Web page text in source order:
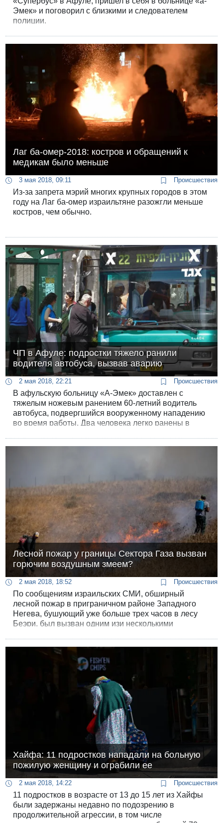
Эмек» и поговорил с близкими и следователем
полиции.
Лаг ба-омер-2018: костров и обращений к
медикам было меньше
3 мая 2018, 09:11 Происшествия
Из-за запрета мэрий многих крупных городов в этом
году на Лаг ба-омер израильтяне разожгли меньше
костров, чем обычно.
ЧП в Афуле: подростки тяжело ранили
водителя автобуса, вызвав аварию
2 мая 2018, 22:21 Происшествия
В афульскую больницу «А-Эмек» доставлен с
тяжелым ножевым ранением 60-летний водитель
автобуса, подвергшийся вооруженному нападению
во время работы. Два человека легко ранены в
Лесной пожар у границы Сектора Газа вызван
горючим воздушным змеем?
2 мая 2018, 18:52 Происшествия
По сообщениям израильских СМИ, обширный
лесной пожар в приграничном районе Западного
Негева, бушующий уже больше трех часов в лесу
Беэри, был вызван одним изи несколькими
Хайфа: 11 подростков нападали на больную
пожилую женщину и ограбили ее
2 мая 2018, 14:22 Происшествия
11 подростков в возрасте от 13 до 15 лет из Хайфы
были задержаны недавно по подозрению в
продолжительной агрессии, в том числе